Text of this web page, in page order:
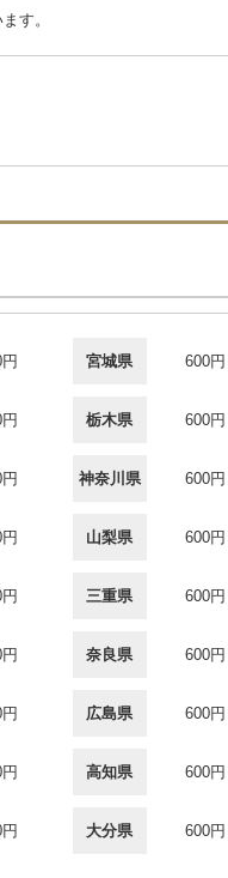
す。
宮城県 600円
栃木県 600円
神奈川県 600円
山梨県 600円
三重県 600円
奈良県 600円
広島県 600円
高知県 600円
大分県 600円